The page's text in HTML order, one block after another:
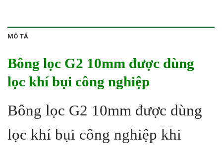
MÔ TẢ
Bông lọc G2 10mm được dùng
lọc khí bụi công nghiệp
Bông lọc G2 10mm được dùng
lọc khí bụi công nghiệp khi